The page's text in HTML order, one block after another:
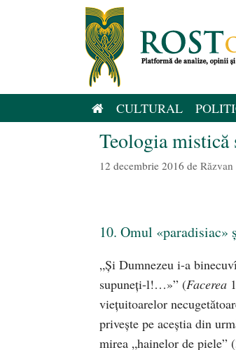
CULTURAL
Teologia mistică
12 decembrie 2016 de Răzvan
10. Omul «paradisiac»
„Şi Dumnezeu i-a
supuneţi-l!…»” (Facerea
vieţuitoarelor
priveşte pe aceştia din
mirea „hainelor de piele”